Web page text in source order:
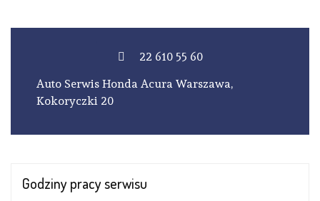
22 610 55 60
Auto Serwis Honda Acura Warszawa,
Kokoryczki 20
Godziny pracyserwisu